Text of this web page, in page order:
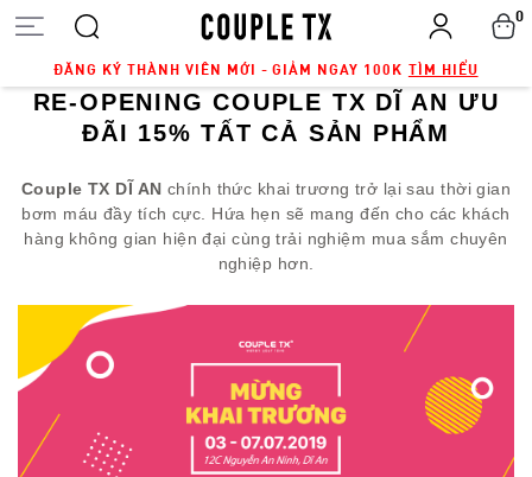
ĐĂNG KÝ THÀNH VIÊN MỚI - GIẢM NGAY 100K TÌM HIỂU
0
RE-OPENING COUPLE TX DĨ AN ƯU
ĐÃI 15% TẤT CẢ SẢN PHẨM
Couple TX DĨ AN chính thức khai trương trở lại sau thời gian
bơm máu đầy tích cực. Hứa hẹn sẽ mang đến cho các khách
hàng không gian hiện đại cùng trải nghiệm mua sắm chuyên
nghiệp hơn.